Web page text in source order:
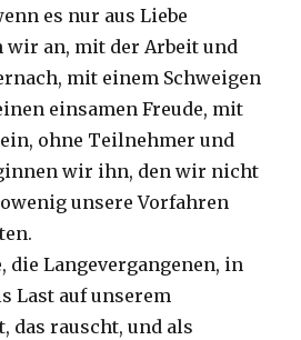
es nur aus Liebe
wir an, mit der Arbeit und
mit einem Schweigen
einsamen Freude, mit
ohne Teilnehmer und
wir ihn, den wir nicht
unsere Vorfahren
die Langevergangenen, in
Last auf unserem
das rauscht, und als